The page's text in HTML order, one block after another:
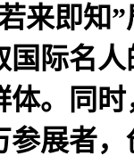
来即知
国际名
。同
展者，